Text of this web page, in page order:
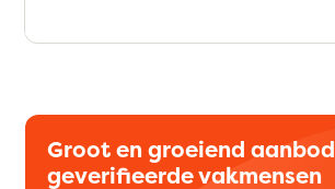
Groot en groeiend aanbod
geverifieerde vakmensen